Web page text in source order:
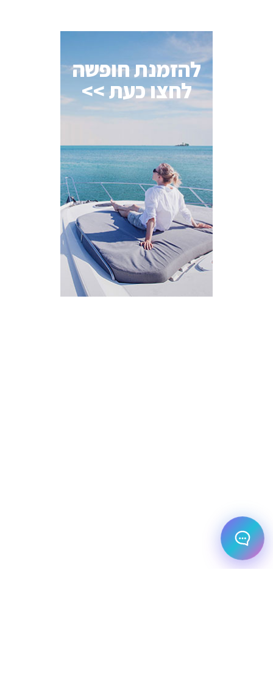
להזמנת חופשה
לחצו כעת >>
AI Assistant
איך אפשר לעזור?
בחר אחת מהאפשרויות.